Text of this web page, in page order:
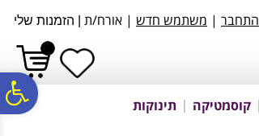
נגישות
אתר
המרכזי
התחבר | משתמש חדש | אורח/ת הזמנות שלי
קוסמטיקה תינוקות